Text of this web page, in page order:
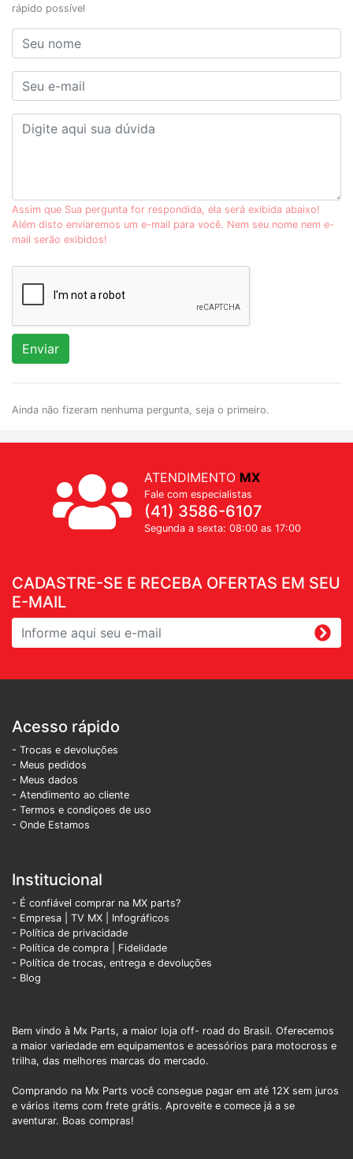
rápido possível
Assim que Sua pergunta for respondida, ela será exibida abaixo!
Além disto enviaremos um e-mail para você. Nem seu nome nem e-
mail serão exibidos!
Enviar
Ainda não fizeram nenhuma pergunta, seja o primeiro.
CADASTRE-SE E RECEBA OFERTAS EM SEU
E-MAIL
ATENDIMENTO MX
Fale com especialistas
(41) 3586-6107
Segunda a sexta: 08:00 as 17:00
Acesso rápido
- Trocas e devoluções
- Meus pedidos
- Meus dados
- Atendimento ao cliente
- Termos e condiçoes de uso
- Onde Estamos
Institucional
- É confiável comprar na MX parts?
- Empresa
TV MX
Infográficos
- Política de privacidade
- Política de compra | Fidelidade
- Política de trocas, entrega e devoluções
- Blog
Bem vindo à Mx Parts, a maior loja off- road do Brasil. Oferecemos
a maior variedade em equipamentos e acessórios para motocross e
trilha, das melhores marcas do mercado.
Comprando na Mx Parts você consegue pagar em até 12X sem juros
e vários items com frete grátis. Aproveite e comece já a se
aventurar. Boas compras!